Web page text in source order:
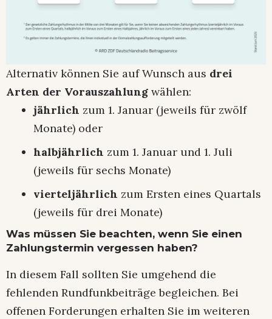
Alternativ können Sie auf Wunsch aus drei
Arten der Vorauszahlung wählen:
jährlich zum 1. Januar (jeweils für zwölf
Monate) oder
halbjährlich zum 1. Januar und 1. Juli
(jeweils für sechs Monate)
vierteljährlich zum Ersten eines Quartals
(jeweils für drei Monate)
Was müssen Sie beachten, wenn Sie einen
Zahlungstermin vergessen haben?
In diesem Fall sollten Sie umgehend die
fehlenden Rundfunkbeiträge begleichen. Bei
offenen Forderungen erhalten Sie im weiteren